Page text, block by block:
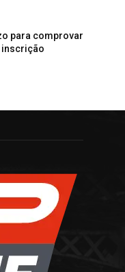
para comprovar